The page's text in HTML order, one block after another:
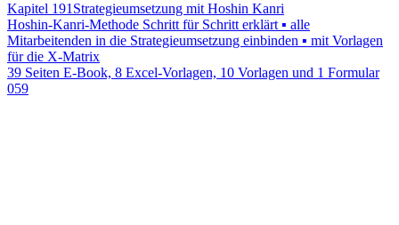
Kapitel 191 Strategieumsetzung mit Hoshin Kanri
Hoshin-Kanri-Methode Schritt für Schritt erklärt ▪ alle
Mitarbeitenden in die Strategieumsetzung einbinden ▪ mit Vorlagen
für die X-Matrix
39 Seiten E-Book, 8 Excel-Vorlagen, 10 Vorlagen und 1 Formular
059